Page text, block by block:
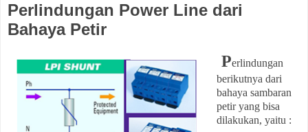
Perlindungan Power Line dari
Bahaya Petir
Perlindungan
berikutnya dari
bahaya sambaran
petir yang bisa
dilakukan, yaitu :